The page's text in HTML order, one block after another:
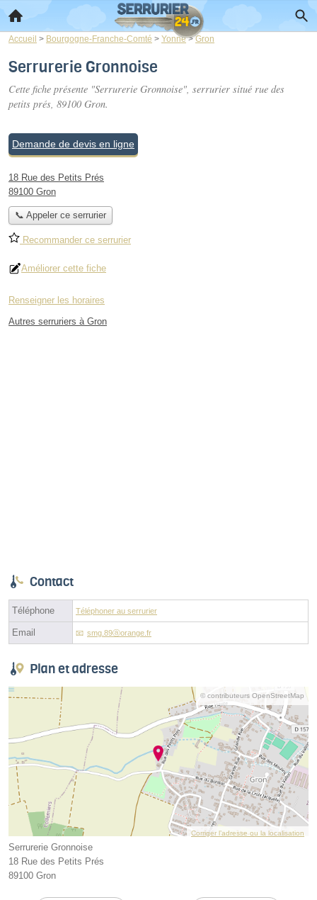
Accueil > Bourgogne-Franche-Comté > Yonne>Gron
Serrurerie Gronnoise
Cette fiche présente "Serrurerie Gronnoise", serrurier situé rue des
petits prés, 89100 Gron.
Demande de devis en ligne
18 Rue des Petits Prés
89100 Gron
📞 Appeler ce serrurier
Recommander ce serrurier
Améliorer cette fiche
Renseigner les horaires
Autres serruriers à Gron
Contact
Téléphone Téléphoner au serrurier
Email smg.89ⓐorange.fr
Plan et adresse
© contributeurs OpenStreetMap
Corriger l’adresse ou la localisation
Serrurerie Gronnoise
18 Rue des Petits Prés
89100 Gron